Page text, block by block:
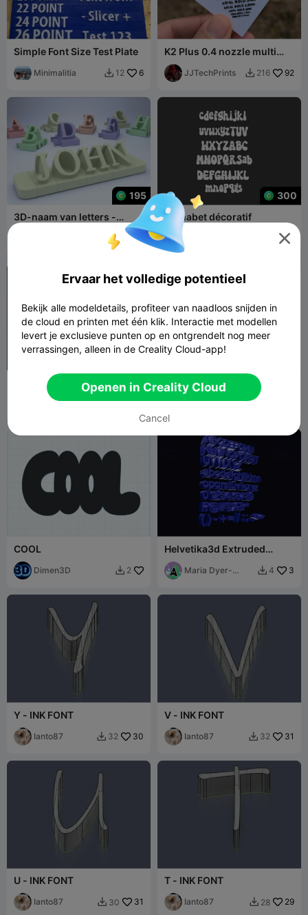
Simple Font Size Test Plate
Minimalitia  12 6
K2 Plus 0.4 nozzle multi
color text size test print
JJTechPrints  216 92
195
3D-naam van letters -
Elegant Lettertype
63 124
300
Alphabet décoratif
NORWAY/NORSE FONT
LUKANDA21 2 1
Strandkind Schriftzug
Alerius
COOL
Dimen3D  2
Helvetika3d Extruded
typeset
Maria Dyer-
 4 3
Y - INK FONT
Ianto87  32 30
V - INK FONT
Ianto87  32 31
U - INK FONT
Ianto87  30 31
T - INK FONT
Ianto87  28 29

Ervaar het volledige potentieel
Bekijk alle modeldetails, profiteer van naadloos snijden in
de cloud en printen met één klik. Interactie met modellen
levert je exclusieve punten op en ontgrendelt nog meer
verrassingen, alleen in de Creality Cloud-app!
Openen in Creality Cloud
Cancel